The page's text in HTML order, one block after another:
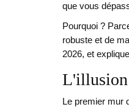
que vous
Pourquoi ?
robuste et de
2026, et
L'illusion
Le premier mur